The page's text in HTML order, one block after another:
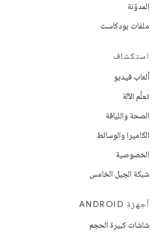
المدوّنة
ملفات بودكاست
استكشاف
ألعاب فيديو
تعلُم الآلة
الصحة واللياقة
الكاميرا والوسائط
الخصوصية
شبكة الجيل الخامس
أجهزة ANDROID
شاشات كبيرة الحجم